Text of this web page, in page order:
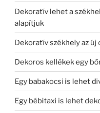
Dekoratív lehet a
alapítjuk
Dekoratív székhely az új
Dekoros kellékek egy
Egy babakocsi is lehet
Egy bébitaxi is lehet